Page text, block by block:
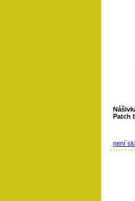
Patch
není